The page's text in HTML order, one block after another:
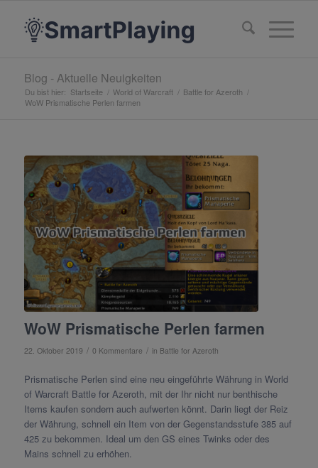
Blog - Aktuelle Neuigkeiten
Du bist hier: Startseite / World of Warcraft / Battle for Azeroth /
WoW Prismatische Perlen farmen
WoW Prismatische Perlen farmen
22. Oktober 2019 / 0 Kommentare / in Battle for Azeroth
Prismatische Perlen sind eine neu eingeführte Währung in World
of Warcraft Battle for Azeroth, mit der Ihr nicht nur benthische
Items kaufen sondern auch aufwerten könnt. Darin liegt der Reiz
der Währung, schnell ein Item von der Gegenstandsstufe 385 auf
425 zu bekommen. Ideal um den GS eines Twinks oder des
Mains schnell zu erhöhen.